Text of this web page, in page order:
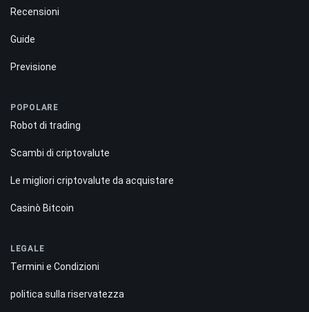
Recensioni
Guide
Previsione
POPOLARE
Robot di trading
Scambi di criptovalute
Le migliori criptovalute da acquistare
Casinò Bitcoin
LEGALE
Termini e Condizioni
politica sulla riservatezza